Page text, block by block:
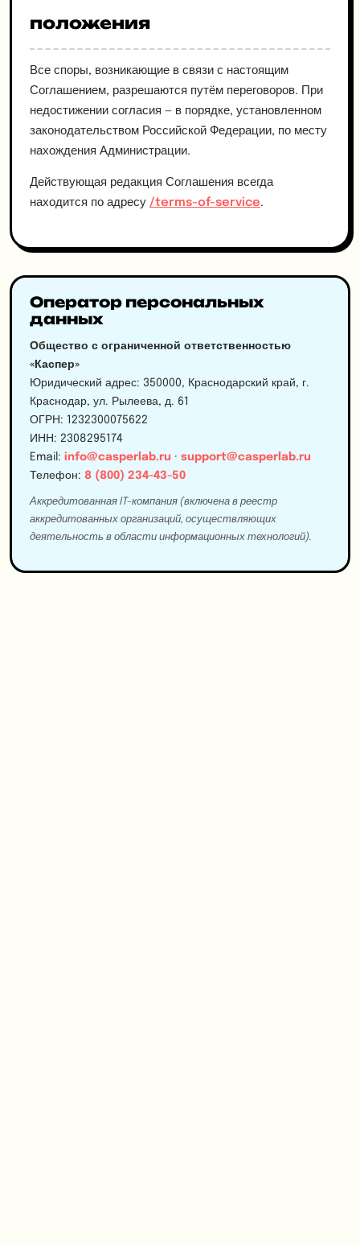
положения
Все споры, возникающие в связи с настоящим
Соглашением, разрешаются путём переговоров. При
недостижении согласия — в порядке, установленном
законодательством Российской Федерации, по месту
нахождения Администрации.
Действующая редакция Соглашения всегда
находится по адресу /terms-of-service.
Оператор персональных
данных
Общество с ограниченной ответственностью
«Каспер»
Юридический адрес: 350000, Краснодарский край, г.
Краснодар, ул. Рылеева, д. 61
ОГРН: 1232300075622
ИНН: 2308295174
Email: info@casperlab.ru · support@casperlab.ru
Телефон: 8 (800) 234-43-50
Аккредитованная IT-компания (включена в реестр
аккредитованных организаций, осуществляющих
деятельность в области информационных технологий).